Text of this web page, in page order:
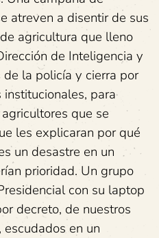
atreven a disentir de sus
agricultura que lleno
de Inteligencia y
la policía y cierra por
para
que se
les explicaran por qué
un desastre en un
prioridad. Un grupo
con su laptop
decreto, de nuestros
en un